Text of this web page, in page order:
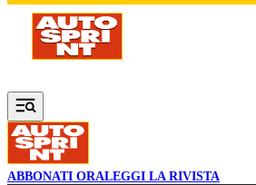
Vai al contenuto principale
ABBONATI ORALEGGI LA RIVISTA